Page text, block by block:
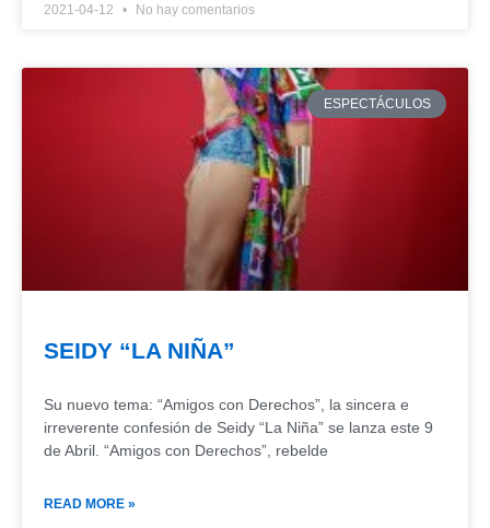
2021-04-12 No hay comentarios
ESPECTÁCULOS
SEIDY “LA NIÑA”
Su nuevo tema: “Amigos con Derechos”, la sincera e
irreverente confesión de Seidy “La Niña” se lanza este 9
de Abril. “Amigos con Derechos”, rebelde
READ MORE »